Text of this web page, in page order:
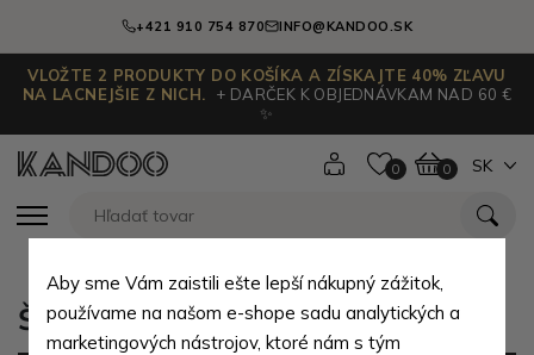
+421 910 754 870 INFO@KANDOO.SK
VLOŽTE 2 PRODUKTY DO KOŠÍKA A ZÍSKAJTE 40% ZĽAVU
NA LACNEJŠIE Z NICH.
+ DARČEK K OBJEDNÁVKAM NAD 60 €
✨
0 0 SK
Školské doplnky
Aby sme Vám zaistili ešte lepší nákupný zážitok,
používame na našom e-shope sadu analytických a
marketingových nástrojov, ktoré nám s tým